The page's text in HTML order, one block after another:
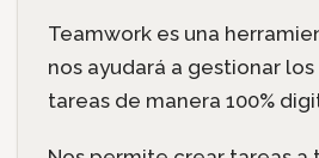
Teamwork es una
nos ayudará a gestionar
tareas de manera 100%